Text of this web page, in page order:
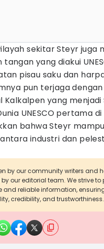
sekitar Steyr juga
yang diakui
pisau saku dan
pun terjaga
Kalkalpen yang menjadi
UNESCO pertama
bahwa Steyr
industri dan
by our community writers and
our editorial team. We strive to
and reliable information,
credibility, and trustworthiness.